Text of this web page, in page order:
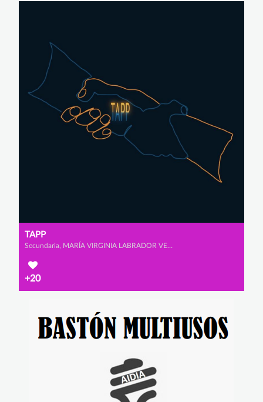
TAPP
Secundaria, MARÍA VIRGINIA LABRADOR VENERO, AMAYA MUÑOZ MONJE y ALEXANDRA SANZ GARCÍA
+20